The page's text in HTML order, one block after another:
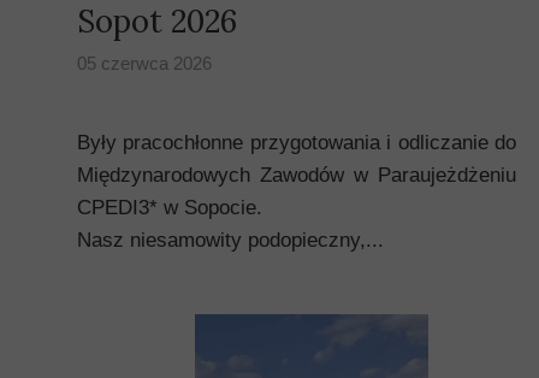
Sopot 2026
05 czerwca 2026
Były pracochłonne przygotowania i odliczanie do
Międzynarodowych Zawodów w Paraujeżdżeniu
CPEDI3* w Sopocie.
Nasz niesamowity podopieczny,...